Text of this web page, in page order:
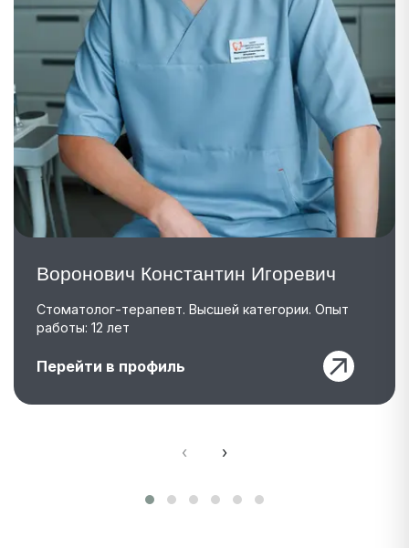
Воронович Константин Игоревич
Стоматолог-терапевт. Высшей категории. Опыт
работы: 12 лет
Перейти в профиль
‹ ›